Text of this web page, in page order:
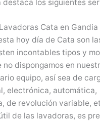
destaca los siguientes
Cata en Gandia
hoy día de Cata son
incontables tipos y
no dispongamos en
equipo, así sea de
electrónica, automática,
de revolución variable,
de las lavadoras, es